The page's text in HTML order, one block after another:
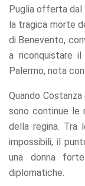
Puglia offerta dal
la tragica morte
di Benevento,
a riconquistare il
Palermo, nota
Quando
sono continue le
della regina. Tra
impossibili, il
una donna
diplomatiche.